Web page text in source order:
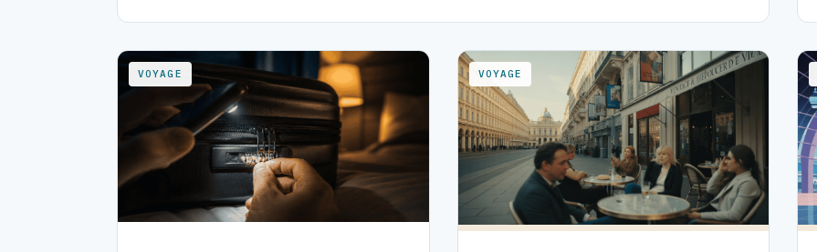
VOYAGE VOYAGE